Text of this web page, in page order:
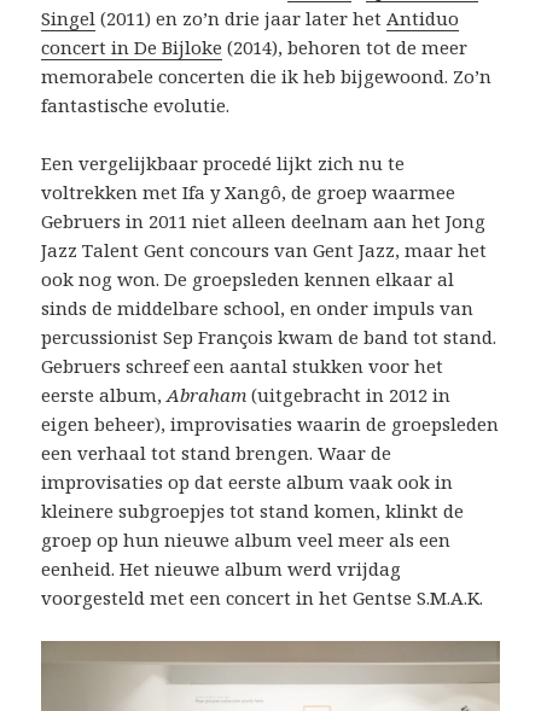
Singel (2011) en zo’n drie jaar later hetAntiduo
concert in De Bijloke (2014), behoren tot de meer
memorabele concerten die ik heb bijgewoond. Zo’n
fantastische evolutie.
Een vergelijkbaar procedé lijkt zich nu te
voltrekken met Ifa y Xangô, de groep waarmee
Gebruers in 2011 niet alleen deelnam aan het Jong
Jazz Talent Gent concours van Gent Jazz, maar het
ook nog won. De groepsleden kennen elkaar al
sinds de middelbare school, en onder impuls van
percussionist Sep François kwam de band tot stand.
Gebruers schreef een aantal stukken voor het
eerste album,Abraham (uitgebracht in 2012 in
eigen beheer), improvisaties waarin de groepsleden
een verhaal tot stand brengen. Waar de
improvisaties op dat eerste album vaak ook in
kleinere subgroepjes tot stand komen, klinkt de
groep op hun nieuwe album veel meer als een
eenheid. Het nieuwe album werd vrijdag
voorgesteld met een concert in het Gentse S.M.A.K.